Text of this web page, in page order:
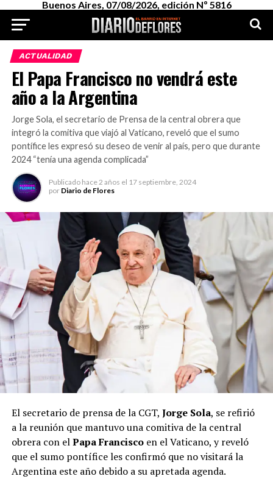
Buenos Aires, 07/08/2026, edición Nº 5816
ACTUALIDAD
El Papa Francisco no vendrá este
año a la Argentina
Jorge Sola, el secretario de Prensa de la central obrera que
integró la comitiva que viajó al Vaticano, reveló que el sumo
pontífice les expresó su deseo de venir al país, pero que durante
2024 “tenía una agenda complicada”
Publicado hace 2 años el 17 septiembre, 2024
por Diario de Flores
El secretario de prensa de la CGT, Jorge Sola, se refirió
a la reunión que mantuvo una comitiva de la central
obrera con elPapa Franciscoen el Vaticano, y reveló
que el sumo pontífice les confirmó que no visitará la
Argentina este año debido a su apretada agenda.